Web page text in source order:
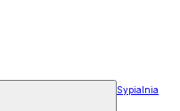
Sypialnia